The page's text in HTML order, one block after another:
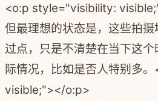
<o:p style="visibility:
但最理想的状态是，这些拍
过点，只是不清楚在当下这
际情况，比如是否人特别多。
visible;"></o:p>